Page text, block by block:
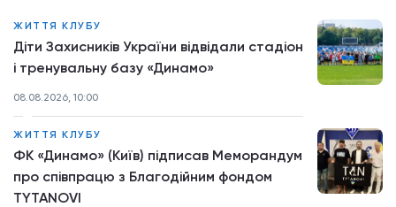
ЖИТТЯ КЛУБУ
Діти Захисників України відвідали стадіон
і тренувальну базу «Динамо»
08.08.2026, 10:00
ЖИТТЯ КЛУБУ
ФК «Динамо» (Київ) підписав Меморандум
про співпрацю з Благодійним фондом
TYTANOVI